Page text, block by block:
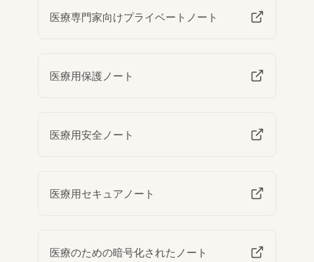
医療専門家向けプライベートノート
医療用保護ノート
医療用安全ノート
医療用セキュアノート
医療のための暗号化されたノート